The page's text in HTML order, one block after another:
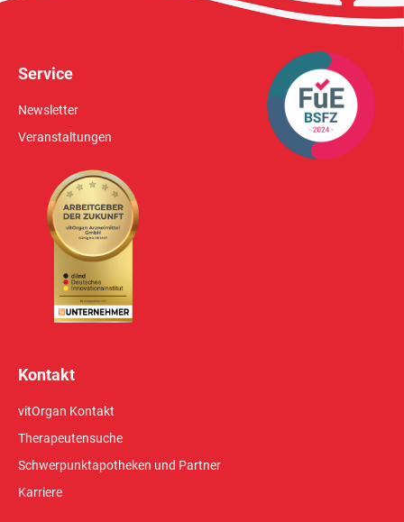
Service
Newsletter
Veranstaltungen
Kontakt
vitOrgan Kontakt
Therapeutensuche
Schwerpunktapotheken und Partner
Karriere